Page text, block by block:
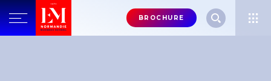
Menu
header-
BROCHURE